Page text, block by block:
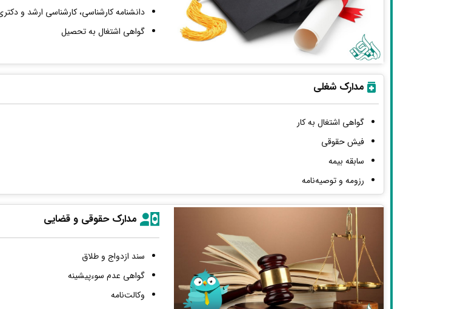
دانشنامه کارشناسی، کارشناسی ارشد و
گواهی اشتغال به تحصیل
مدارک شغلی
گواهی اشتغال به کار
فیش حقوقی
سابقه بیمه
رزومه و توصیه‌نامه
مدارک حقوقی و قضایی
سند ازدواج و طلاق
گواهی عدم سوءپیشینه
وکالت‌نامه